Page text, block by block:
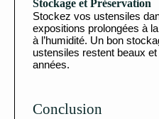
Stockage et Préservation
Stockez vos ustensiles
expositions prolongées à
à l’humidité. Un bon
ustensiles restent beaux
années.
Conclusion